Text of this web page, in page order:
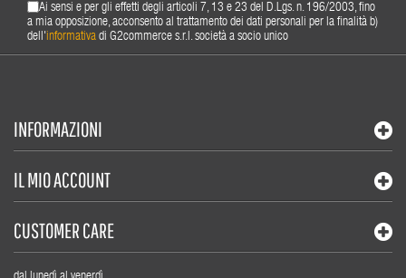
Ai sensi e per gli effetti degli articoli 7, 13 e 23 del D.Lgs. n. 196/2003, fino
a mia opposizione, acconsento al trattamento dei dati personali per la finalità b)
dell'informativa di G2commerce s.r.l. società a socio unico
INFORMAZIONI
IL MIO ACCOUNT
CUSTOMER CARE